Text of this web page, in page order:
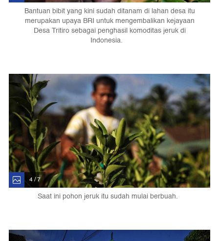
Bantuan bibit yang kini sudah ditanam di lahan desa itu
merupakan upaya BRI untuk mengembalikan kejayaan
Desa Tritiro sebagai penghasil komoditas jeruk di
Indonesia.
4 / 7
Saat ini pohon jeruk itu sudah mulai berbuah.